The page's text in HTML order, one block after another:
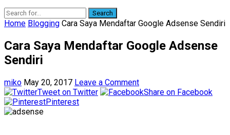
Search
Home Blogging Cara Saya Mendaftar Google Adsense Sendiri
Cara Saya Mendaftar Google Adsense
Sendiri
miko May 20, 2017 Leave a Comment
Tweet on Twitter
Share on Facebook
Pinterest